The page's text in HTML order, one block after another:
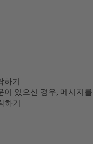
하기
이 있으신 경우, 메시지
하기